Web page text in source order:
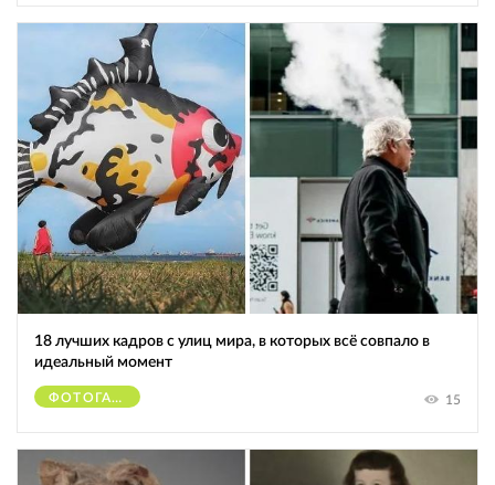
18 лучших кадров с улиц мира, в которых всё совпало в
идеальный момент
ФОТОГАФЫ 15